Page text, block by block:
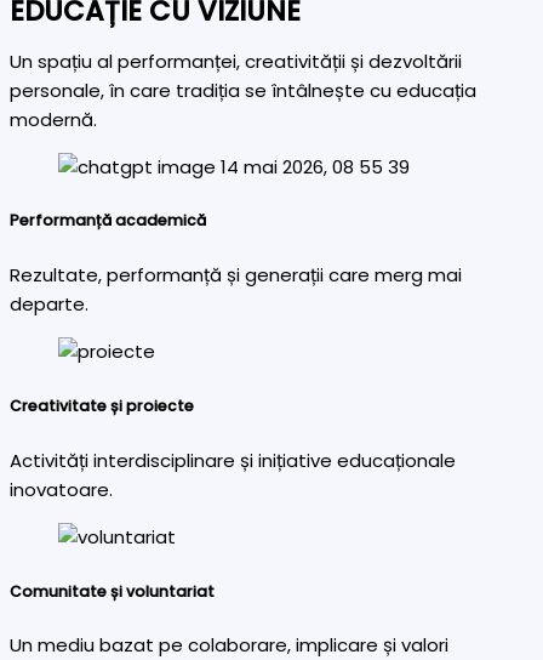
EDUCAȚIE CU VIZIUNE
Un spațiu al performanței, creativității și dezvoltării
personale, în care tradiția se întâlnește cu educația
modernă.
Performanță academică
Rezultate, performanță și generații care merg mai
departe.
Creativitate și proiecte
Activități interdisciplinare și inițiative educaționale
inovatoare.
Comunitate și voluntariat
Un mediu bazat pe colaborare, implicare și valori